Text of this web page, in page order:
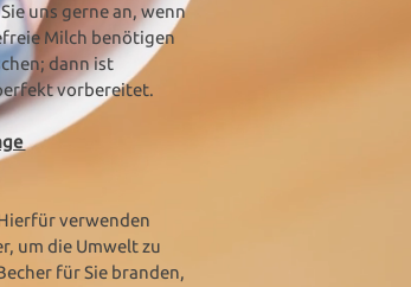
uns gerne an, wenn
Milch benötigen
dann ist
vorbereitet.
verwenden
um die Umwelt zu
für Sie branden,